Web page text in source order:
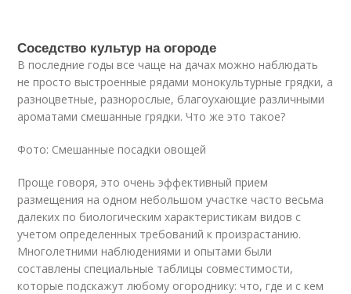
Соседство культур на огороде
В последние годы все чаще на дачах можно наблюдать
не просто выстроенные рядами монокультурные грядки, а
разноцветные, разнорослые, благоухающие различными
ароматами смешанные грядки. Что же это такое?
Фото: Смешанные посадки овощей
Проще говоря, это очень эффективный прием
размещения на одном небольшом участке часто весьма
далеких по биологическим характеристикам видов с
учетом определенных требований к произрастанию.
Многолетними наблюдениями и опытами были
составлены специальные таблицы совместимости,
которые подскажут любому огороднику: что, где и с кем